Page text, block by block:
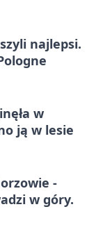
najlepsi.
w
ją w lesie
-
w góry.